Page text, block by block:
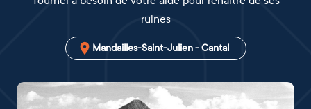
ruines
Mandailles-Saint-Julien - Cantal